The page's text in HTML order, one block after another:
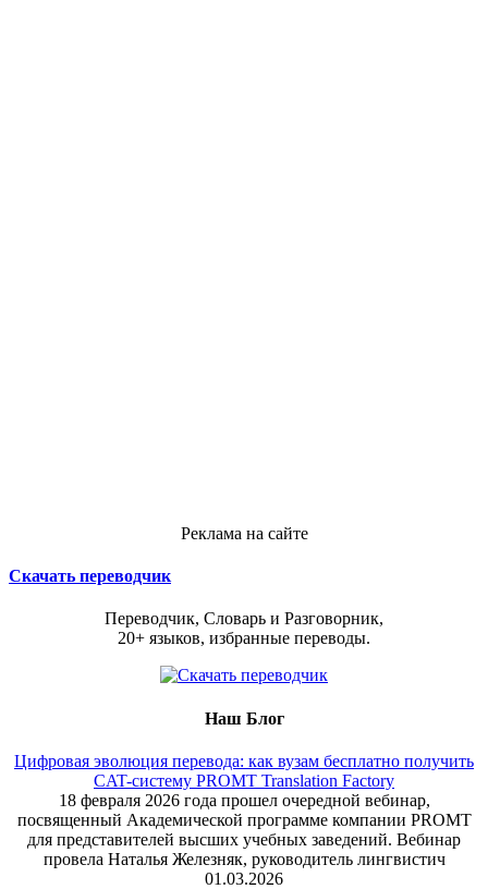
Реклама на сайте
Скачать переводчик
Переводчик, Словарь и Разговорник,
20+ языков, избранные переводы.
Наш Блог
Цифровая эволюция перевода: как вузам бесплатно получить
CAT-систему PROMT Translation Factory
18 февраля 2026 года прошел очередной вебинар,
посвященный Академической программе компании PROMT
для представителей высших учебных заведений. Вебинар
провела Наталья Железняк, руководитель лингвистич
01.03.2026